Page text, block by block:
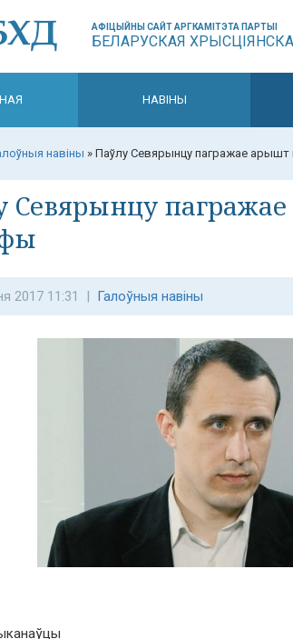
АФІЦЫЙНЫ САЙТ АРГКАМІТЭТА ПАРТЫІ
БЕЛАРУСКАЯ
НАВІНЫ
навіны » Паўлу Севярынцу пагражае
Севярынцу
2017 11:31 | Галоўныя навіны